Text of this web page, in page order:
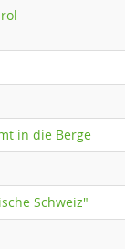
in die Berge
Schweiz"